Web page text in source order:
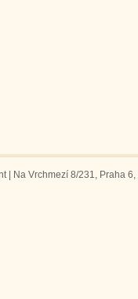
| Na Vrchmezí 8/231, Praha